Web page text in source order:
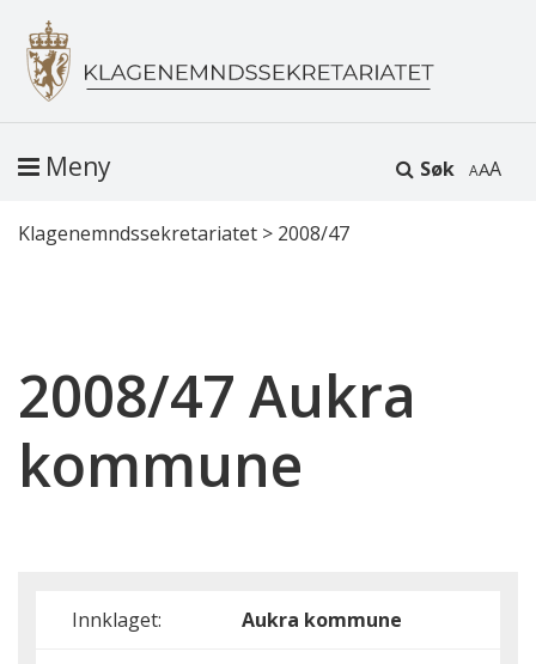
Søk A
Meny
Klagenemndssekretariatet > 2008/47
2008/47 Aukra
kommune
Innklaget: Aukra kommune